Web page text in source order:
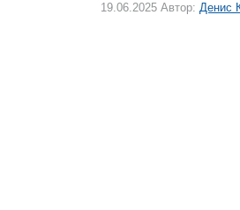
19.06.2025 Автор: Денис